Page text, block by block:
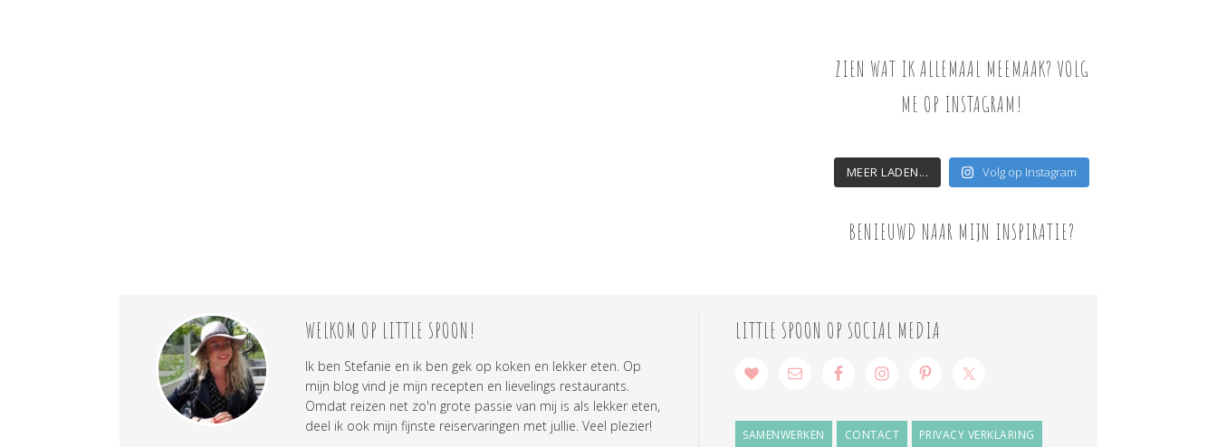
ZIEN WAT IK ALLEMAAL MEEMAAK? VOLG
ME OP INSTAGRAM!
MEER LADEN... Volg op Instagram
BENIEUWD NAAR MIJN INSPIRATIE?
WELKOM OP LITTLE SPOON!
Ik ben Stefanie en ik ben gek op koken en lekker eten. Op
mijn blog vind je mijn recepten en lievelings restaurants.
Omdat reizen net zo'n grote passie van mij is als lekker eten,
deel ik ook mijn fijnste reiservaringen met jullie. Veel plezier!
LITTLE SPOON OP SOCIAL MEDIA
SAMENWERKEN CONTACT PRIVACY VERKLARING